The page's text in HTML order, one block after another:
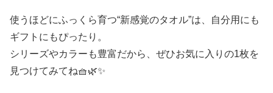
使うほどにふっくら育つ“新感覚のタオル”は、自分用にも
ギフトにもぴったり。
シリーズやカラーも豊富だから、ぜひお気に入りの1枚を
見つけてみてね🧺🌿✨